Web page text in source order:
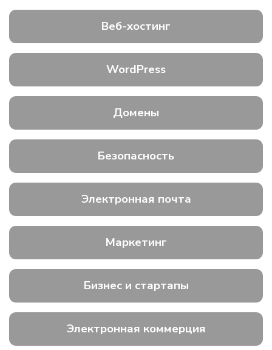
Веб-хостинг
WordPress
Домены
Безопасность
Электронная почта
Маркетинг
Бизнес и стартапы
Электронная коммерция